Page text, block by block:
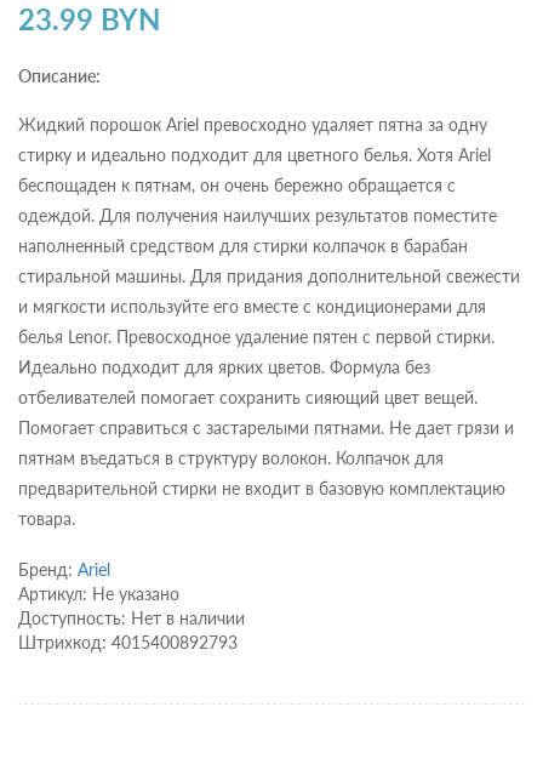
23.99 BYN
Описание:
Жидкий порошок Ariel превосходно удаляет пятна за одну
стирку и идеально подходит для цветного белья. Хотя Ariel
беспощаден к пятнам, он очень бережно обращается с
одеждой. Для получения наилучших результатов поместите
наполненный средством для стирки колпачок в барабан
стиральной машины. Для придания дополнительной свежести
и мягкости используйте его вместе с кондиционерами для
белья Lenor. Превосходное удаление пятен с первой стирки.
Идеально подходит для ярких цветов. Формула без
отбеливателей помогает сохранить сияющий цвет вещей.
Помогает справиться с застарелыми пятнами. Не дает грязи и
пятнам въедаться в структуру волокон. Колпачок для
предварительной стирки не входит в базовую комплектацию
товара.
Бренд: Ariel
Артикул: Не указано
Доступность: Нет в наличии
Штрихкод: 4015400892793